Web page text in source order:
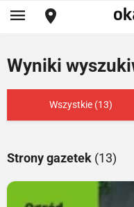
Wyniki
Wszystkie (13)
Strony gazetek (13)